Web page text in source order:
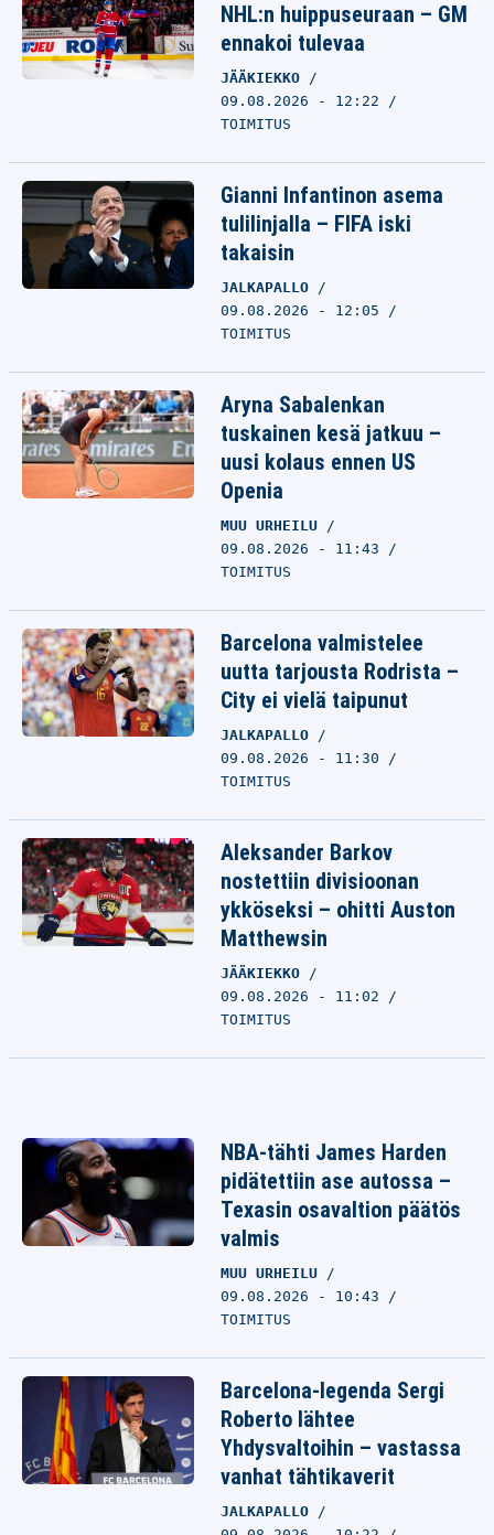
NHL:n huippuseuraan – GM
ennakoi tulevaa
JÄÄKIEKKO
09.08.2026 - 12:22
TOIMITUS
Gianni Infantinon asema
tulilinjalla – FIFA iski
takaisin
JALKAPALLO
09.08.2026 - 12:05
TOIMITUS
Aryna Sabalenkan
tuskainen kesä jatkuu –
uusi kolaus ennen US
Openia
MUU URHEILU
09.08.2026 - 11:43
TOIMITUS
Barcelona valmistelee
uutta tarjousta Rodrista –
City ei vielä taipunut
JALKAPALLO
09.08.2026 - 11:30
TOIMITUS
Aleksander Barkov
nostettiin divisioonan
ykköseksi – ohitti Auston
Matthewsin
JÄÄKIEKKO
09.08.2026 - 11:02
TOIMITUS
NBA-tähti James Harden
pidätettiin ase autossa –
Texasin osavaltion päätös
valmis
MUU URHEILU
09.08.2026 - 10:43
TOIMITUS
Barcelona-legenda Sergi
Roberto lähtee
Yhdysvaltoihin – vastassa
vanhat tähtikaverit
JALKAPALLO